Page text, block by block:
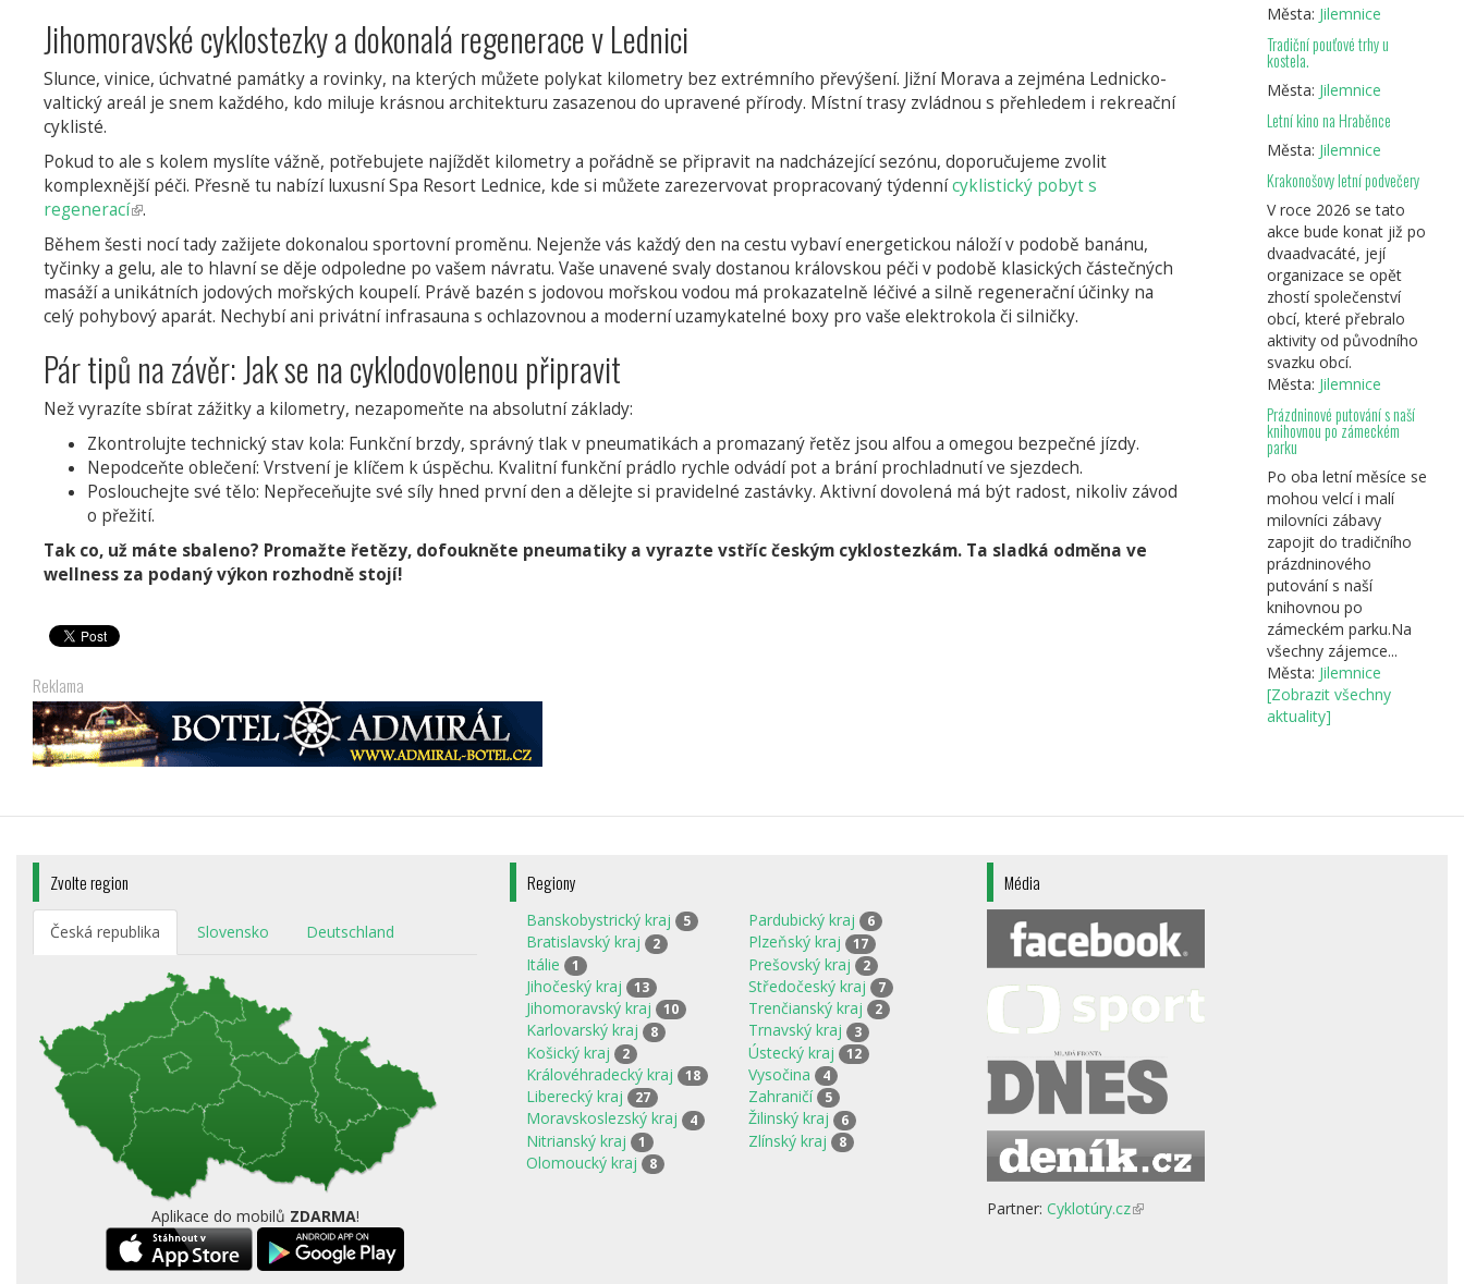
Jihomoravské cyklostezky a dokonalá regenerace v Lednici
Slunce, vinice, úchvatné památky a rovinky, na kterých můžete polykat kilometry bez extrémního převýšení. Jižní Morava a zejména Lednicko-
valtický areál je snem každého, kdo miluje krásnou architekturu zasazenou do upravené přírody. Místní trasy zvládnou s přehledem i rekreační
cyklisté.
Pokud to ale s kolem myslíte vážně, potřebujete najíždět kilometry a pořádně se připravit na nadcházející sezónu, doporučujeme zvolit
komplexnější péči. Přesně tu nabízí luxusní Spa Resort Lednice, kde si můžete zarezervovat propracovaný týdennícyklistický pobyt s
regenerací(odkaz
je
externí)
.
Během šesti nocí tady zažijete dokonalou sportovní proměnu. Nejenže vás každý den na cestu vybaví energetickou náloží v podobě banánu,
tyčinky a gelu, ale to hlavní se děje odpoledne po vašem návratu. Vaše unavené svaly dostanou královskou péči v podobě klasických částečných
masáží a unikátních jodových mořských koupelí. Právě bazén s jodovou mořskou vodou má prokazatelně léčivé a silně regenerační účinky na
celý pohybový aparát. Nechybí ani privátní infrasauna s ochlazovnou a moderní uzamykatelné boxy pro vaše elektrokola či silničky.
Pár tipů na závěr: Jak se na cyklodovolenou připravit
Než vyrazíte sbírat zážitky a kilometry, nezapomeňte na absolutní základy:
Zkontrolujte technický stav kola: Funkční brzdy, správný tlak v pneumatikách a promazaný řetěz jsou alfou a omegou bezpečné jízdy.
Nepodceňte oblečení: Vrstvení je klíčem k úspěchu. Kvalitní funkční prádlo rychle odvádí pot a brání prochladnutí ve sjezdech.
Poslouchejte své tělo: Nepřeceňujte své síly hned první den a dělejte si pravidelné zastávky. Aktivní dovolená má být radost, nikoliv závod
o přežití.
Tak co, už máte sbaleno? Promažte řetězy, dofoukněte pneumatiky a vyrazte vstříc českým cyklostezkám. Ta sladká odměna ve
wellness za podaný výkon rozhodně stojí!
Reklama
Města: Jilemnice
Tradiční pouťové trhy u
kostela.
Města: Jilemnice
Letní kino na Hraběnce
Města: Jilemnice
Krakonošovy letní podvečery
V roce 2026 se tato
akce bude konat již po
dvaadvacáté, její
organizace se opět
zhostí společenství
obcí, které přebralo
aktivity od původního
svazku obcí.
Města: Jilemnice
Prázdninové putování s naší
knihovnou po zámeckém
parku
Po oba letní měsíce se
mohou velcí i malí
milovníci zábavy
zapojit do tradičního
prázdninového
putování s naší
knihovnou po
zámeckém parku.Na
všechny zájemce...
Města: Jilemnice
[Zobrazit všechny
aktuality]
Zvolte region
Česká republika Slovensko Deutschland
Aplikace do mobilů ZDARMA!
Regiony
Banskobystrický kraj 5
Bratislavský kraj 2
Itálie 1
Jihočeský kraj 13
Jihomoravský kraj 10
Karlovarský kraj 8
Košický kraj 2
Královéhradecký kraj 18
Liberecký kraj 27
Moravskoslezský kraj 4
Nitrianský kraj 1
Olomoucký kraj 8
Pardubický kraj 6
Plzeňský kraj 17
Prešovský kraj 2
Středočeský kraj 7
Trenčianský kraj 2
Trnavský kraj 3
Ústecký kraj 12
Vysočina 4
Zahraničí 5
Žilinský kraj 6
Zlínský kraj 8
Média
Partner: Cyklotúry.cz(odkaz